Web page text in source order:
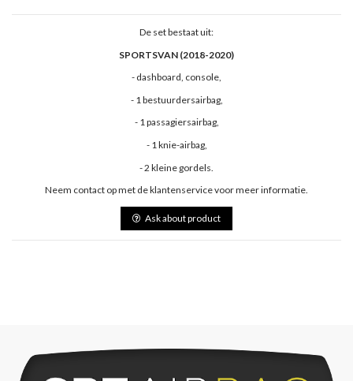
De set bestaat uit:
SPORTSVAN (2018-2020)
- dashboard, console,
- 1 bestuurdersairbag,
- 1 passagiersairbag,
- 1 knie-airbag,
- 2 kleine gordels.
Neem contact op met de klantenservice voor meer informatie.
Ask about product